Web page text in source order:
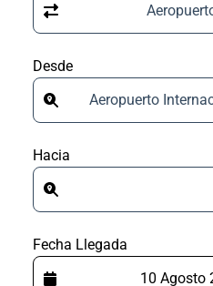
Desde
Aeropuerto
Hacia
Fecha Llegada